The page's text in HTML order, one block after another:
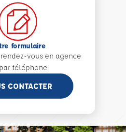
formulaire
vous en agence
téléphone
CONTACTER